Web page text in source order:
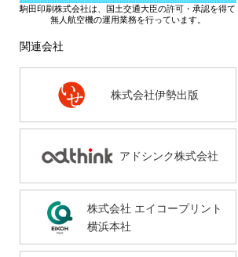
駒田印刷株式会社は、国土交通大臣の許可・承認を得て
無人航空機の運用業務を行っています。
関連会社
株式会社伊勢出版
アドシンク株式会社
株式会社 エイコープリント
横浜本社